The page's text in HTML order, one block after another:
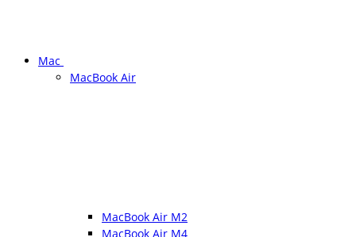
Mac
MacBook Air
MacBook Air M2
MacBook Air M4